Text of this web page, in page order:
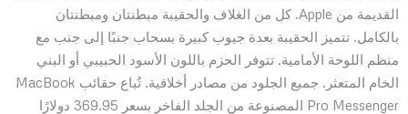
القديمة من Apple. كل من الغلاف والحقيبة مبطنتان ومبطنتان
بالكامل. تتميز الحقيبة بعدة جيوب كبيرة بسحاب جنبًا إلى جنب مع
منظم اللوحة الأمامية. تتوفر الحزم باللون الأسود الحبيبي أو البني
الخام المتعثر. جميع الجلود من مصادر أخلاقية. تُباع حقائب MacBook
Pro Messenger المصنوعة من الجلد الفاخر بسعر 369.95 دولارًا